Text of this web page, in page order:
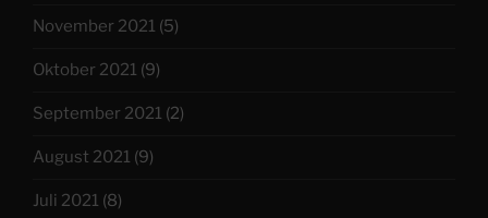
November 2021 (5)
Oktober 2021 (9)
September 2021 (2)
August 2021 (9)
Juli 2021 (8)